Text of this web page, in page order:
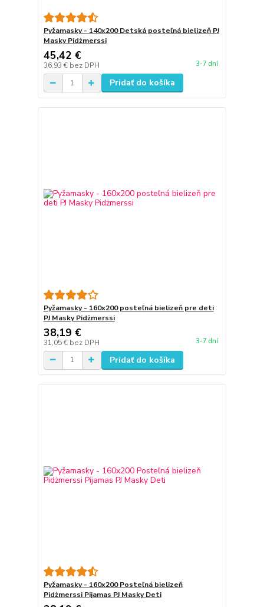
Pyžamasky - 140x200 Detská posteľná bielizeň PJ
Masky Pidżmerssi
45,42 €
36,93 € bez DPH 3-7 dní
Pridať do košíka
Pyžamasky - 160x200 posteľná bielizeň pre deti
PJ Masky Pidżmerssi
38,19 €
31,05 € bez DPH 3-7 dní
Pridať do košíka
Pyžamasky - 160x200 Posteľná bielizeň
Pidżmerssi Pijamas PJ Masky Deti